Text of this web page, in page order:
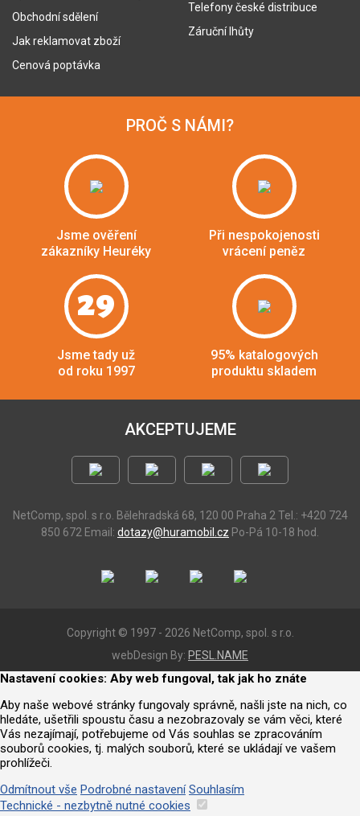
Obchodní sdělení
Jak reklamovat zboží
Cenová poptávka
Telefony české distribuce
Záruční lhůty
PROČ S NÁMI?
Jsme ověření
zákazníky Heuréky
Při nespokojenosti
vrácení peněz
29
Jsme tady už
od roku 1997
95% katalogových
produktu skladem
AKCEPTUJEME
NetComp, spol. s r.o. Bělehradská 68, 120 00 Praha 2 Tel.: +420 724
850 672 Email: dotazy@huramobil.cz Po-Pá 10-18 hod.
Copyright © 1997 - 2026 NetComp, spol. s r.o.
webDesign By: PESL.NAME
Nastavení cookies: Aby web fungoval, tak jak ho znáte
Aby naše webové stránky fungovaly správně, našli jste na nich, co
hledáte, ušetřili spoustu času a nezobrazovaly se vám věci, které
Vás nezajímají, potřebujeme od Vás souhlas se zpracováním
souborů cookies, tj. malých souborů, které se ukládají ve vašem
prohlížeči.
Odmítnout vše Podrobné nastavení Souhlasím
Technické - nezbytně nutné cookies